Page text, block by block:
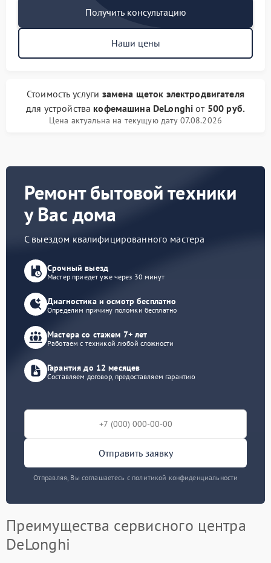
Получить консультацию
Наши цены
Стоимость услуги замена щеток электродвигателя
для устройства кофемашина DeLonghi от 500 руб.
Цена актуальна на текущую дату 07.08.2026
Ремонт бытовой техники
у Вас дома
С выездом квалифицированного мастера
Срочный выезд
Мастер приедет уже через 30 минут
Диагностика и осмотр бесплатно
Определим причину поломки бесплатно
Мастера со стажем 7+ лет
Работаем с техникой любой сложности
Гарантия до 12 месяцев
Составляем договор, предоставляем гарантию
Отправить заявку
Отправляя, Вы соглашаетесь с политикой конфиденциальности
Преимущества сервисного центра
DeLonghi